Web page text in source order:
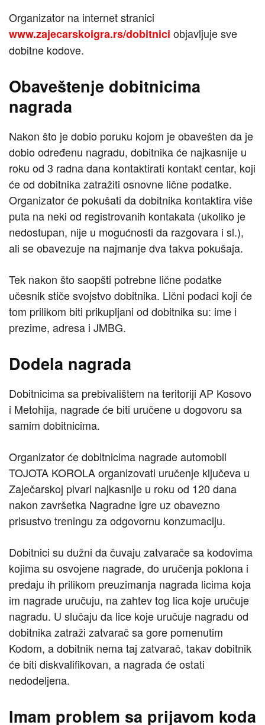
Organizator na internet stranici
www.zajecarskoigra.rs/dobitnici objavljuje sve
dobitne kodove.
Obaveštenje dobitnicima
nagrada
Nakon što je dobio poruku kojom je obavešten da je
dobio određenu nagradu, dobitnika će najkasnije u
roku od 3 radna dana kontaktirati kontakt centar, koji
će od dobitnika zatražiti osnovne lične podatke.
Organizator će pokušati da dobitnika kontaktira više
puta na neki od registrovanih kontakata (ukoliko je
nedostupan, nije u mogućnosti da razgovara i sl.),
ali se obavezuje na najmanje dva takva pokušaja.
Tek nakon što saopšti potrebne lične podatke
učesnik stiče svojstvo dobitnika. Lični podaci koji će
tom prilikom biti prikupljani od dobitnika su: ime i
prezime, adresa i JMBG.
Dodela nagrada
Dobitnicima sa prebivalištem na teritoriji AP Kosovo
i Metohija, nagrade će biti uručene u dogovoru sa
samim dobitnicima.
Organizator će dobitnicima nagrade automobil
TOJOTA KOROLA organizovati uručenje ključeva u
Zaječarskoj pivari najkasnije u roku od 120 dana
nakon završetka Nagradne igre uz obavezno
prisustvo treningu za odgovornu konzumaciju.
Dobitnici su dužni da čuvaju zatvarače sa kodovima
kojima su osvojene nagrade, do uručenja poklona i
predaju ih prilikom preuzimanja nagrada licima koja
im nagrade uručuju, na zahtev tog lica koje uručuje
nagradu. U slučaju da lice koje uručuje nagradu od
dobitnika zatraži zatvarač sa gore pomenutim
Kodom, a dobitnik nema taj zatvarač, takav dobitnik
će biti diskvalifikovan, a nagrada će ostati
nedodeljena.
Imam problem sa prijavom koda